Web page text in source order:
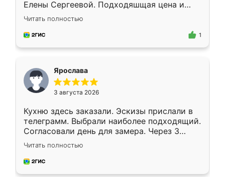
Елены Сергеевой. Подходяшщая цена и
короткие сроки изготовления. Приехавший
для замера сотрудник Владислав
предложил по моему эскизу самый
Читать полностью
1
Ярослава
3 августа 2026
Кухню здесь заказали. Эскизы прислали в
телеграмм. Выбрали наиболее подходящий.
Согласовали день для замера. Через 3
недели кухня была уже готова. Остались
довольны работой. Спасибо Ренессанс
мебель за качественную работу!
Читать полностью